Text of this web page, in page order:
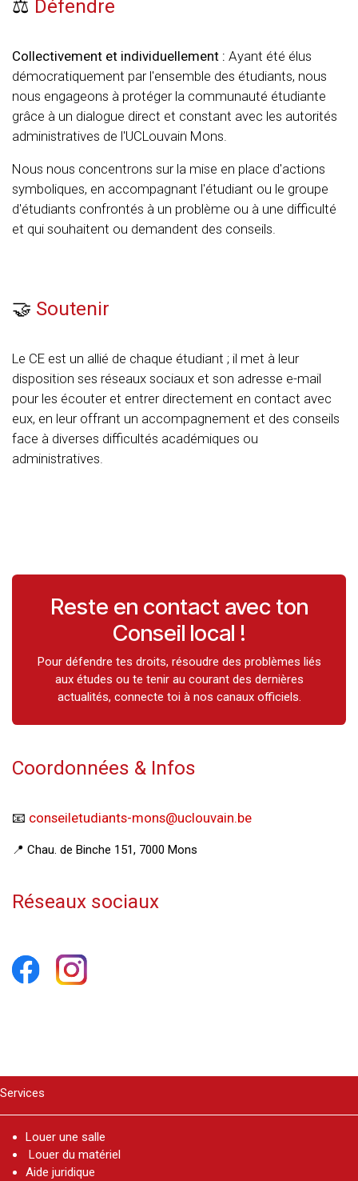
⚖️ Défendre
Collectivement et individuellement : Ayant été élus
démocratiquement par l'ensemble des étudiants, nous
nous engageons à protéger la communauté étudiante
grâce à un dialogue direct et constant avec les autorités
administratives de l'UCLouvain Mons.
Nous nous concentrons sur la mise en place d'actions
symboliques, en accompagnant l'étudiant ou le groupe
d'étudiants confrontés à un problème ou à une difficulté
et qui souhaitent ou demandent des conseils.
🤝 Soutenir
Le CE est un allié de chaque étudiant ; il met à leur
disposition ses réseaux sociaux et son adresse e-mail
pour les écouter et entrer directement en contact avec
eux, en leur offrant un accompagnement et des conseils
face à diverses difficultés académiques ou
administratives.
Reste en contact avec ton
Conseil local !
Pour défendre tes droits, résoudre des problèmes liés
aux études ou te tenir au courant des dernières
actualités, connecte toi à nos canaux officiels.
Coordonnées & Infos
📧 conseiletudiants-mons@uclouvain.be
📍 Chau. de Binche 151, 7000 Mons
Réseaux sociaux
Services
Louer une salle
Louer du matériel
Aide juridique